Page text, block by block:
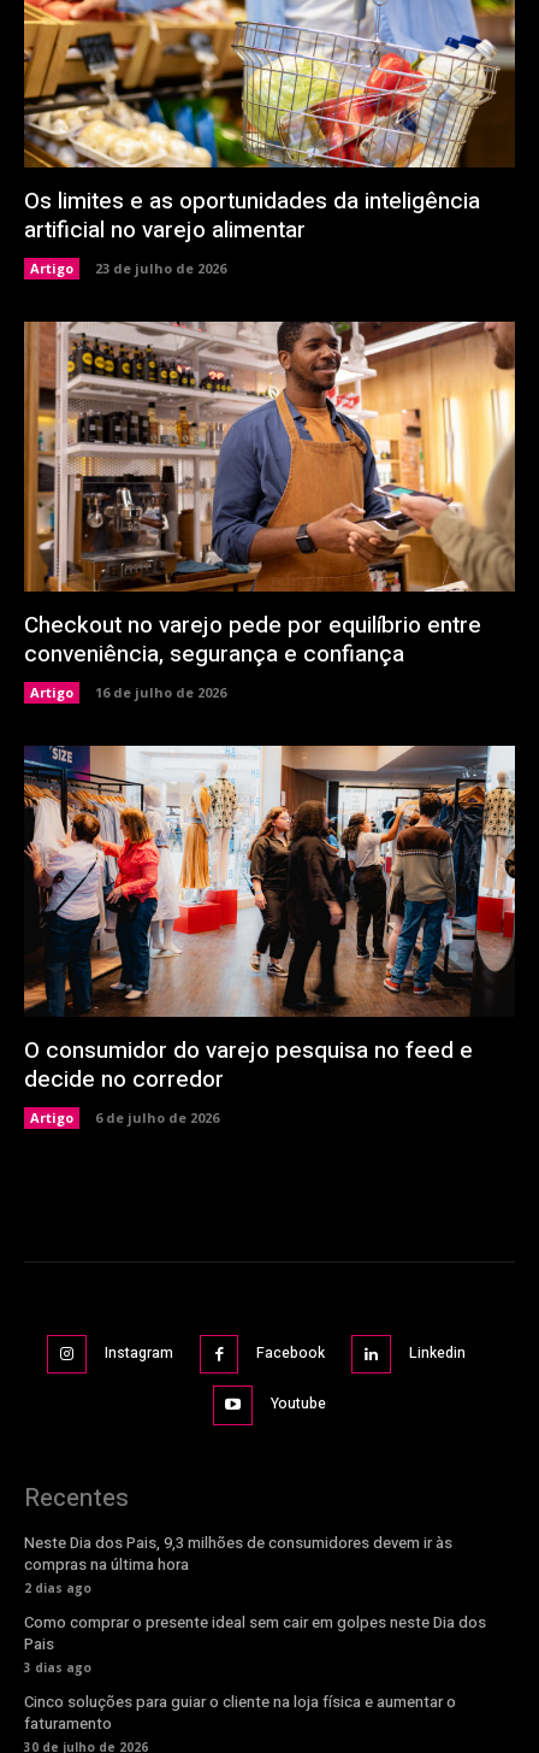
Os limites e as oportunidades da inteligência
artificial no varejo alimentar
Artigo 23 de julho de 2026
Checkout no varejo pede por equilíbrio entre
conveniência, segurança e confiança
Artigo 16 de julho de 2026
O consumidor do varejo pesquisa no feed e
decide no corredor
Artigo 6 de julho de 2026
Instagram Facebook Linkedin
Youtube
Recentes
Neste Dia dos Pais, 9,3 milhões de consumidores devem ir às
compras na última hora
2 dias ago
Como comprar o presente ideal sem cair em golpes neste Dia dos
Pais
3 dias ago
Cinco soluções para guiar o cliente na loja física e aumentar o
faturamento
30 de julho de 2026